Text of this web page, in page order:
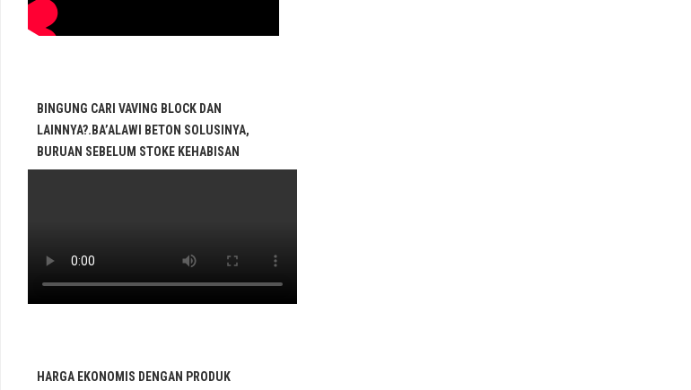
BINGUNG CARI VAVING BLOCK DAN
LAINNYA?.BA’ALAWI BETON SOLUSINYA,
BURUAN SEBELUM STOKE KEHABISAN
HARGA EKONOMIS DENGAN PRODUK